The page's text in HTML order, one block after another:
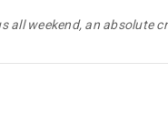
all weekend, an absolute